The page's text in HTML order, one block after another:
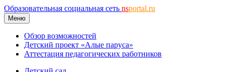
Образовательная социальная сеть nsportal.ru
Меню
Обзор возможностей
Детский проект «Алые паруса»
Аттестация педагогических работников